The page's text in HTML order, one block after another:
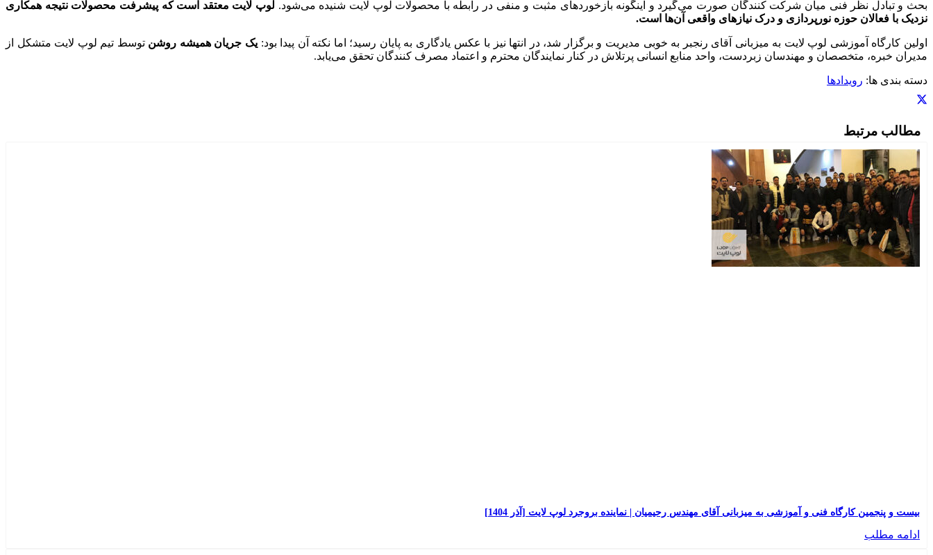
بحث و تبادل نظر فنی میان شرکت‌ کنندگان صورت می‌گیرد و اینگونه بازخوردهای مثبت و منفی در رابطه با محصولات لوپ لایت شنیده می‌شود. لوپ لایت معتقد است که پیشرفت محصولات نتیجه همکاری
نزدیک با فعالان حوزه نورپردازی و درک نیازهای واقعی آن‌ها است.
اولین کارگاه آموزشی لوپ لایت به میزبانی آقای رنجبر به خوبی مدیریت و برگزار شد، در انتها نیز با عکس یادگاری به پایان رسید؛ اما نکته آن پیدا بود: یک جریان همیشه روشن توسط تیم لوپ لایت متشکل از
مدیران خبره، متخصصان و مهندسان زبردست، واحد منابع انسانی پرتلاش در کنار نمایندگان محترم و اعتماد مصرف کنندگان تحقق می‌یابد.
دسته بندی ها: رویدادها
مطالب مرتبط
بیست و پنجمین کارگاه فنی و آموزشی به میزبانی آقای مهندس رحیمیان | نماینده بروجرد لوپ لایت [آذر 1404]
ادامه مطلب